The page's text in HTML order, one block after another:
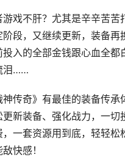
戏不肝？尤其是辛辛苦苦
段，又继续更新，装备再
投入的全部金钱跟心血全都
泪……
神传奇》有最佳的装备传承
新装备、强化战力，一切
一套资源用到底，轻轻松
快感！